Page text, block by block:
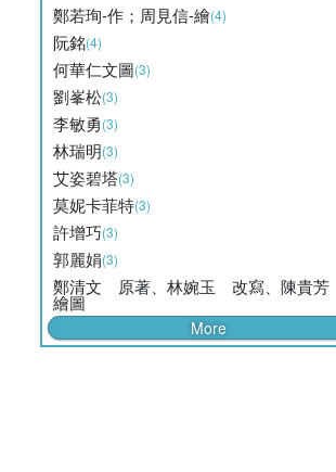
鄭若珣-作；周見信-繪(4)
阮銘(4)
何華仁文圖(3)
劉峯松(3)
李敏勇(3)
林瑞明(3)
艾姿碧塔(3)
莫妮卡菲特(3)
許增巧(3)
郭麗娟(3)
鄭清文 原著、林婉玉 改寫、陳貴芳
繪圖
More